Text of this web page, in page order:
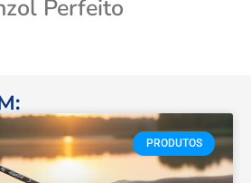
Perfeito
PRODUTOS